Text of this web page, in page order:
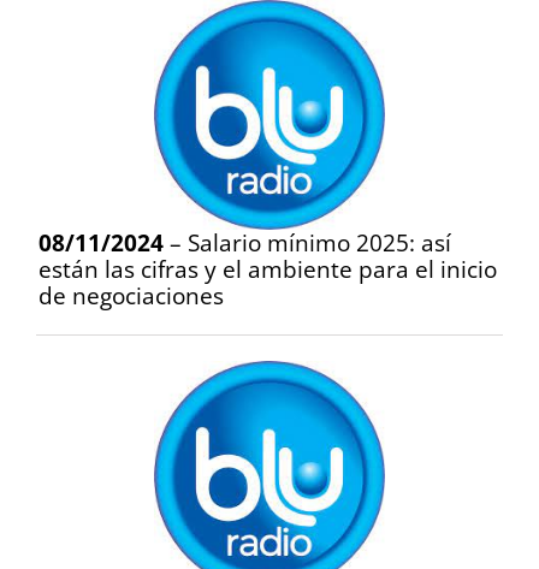
08/11/2024 – Salario mínimo 2025: así
están las cifras y el ambiente para el inicio
de negociaciones